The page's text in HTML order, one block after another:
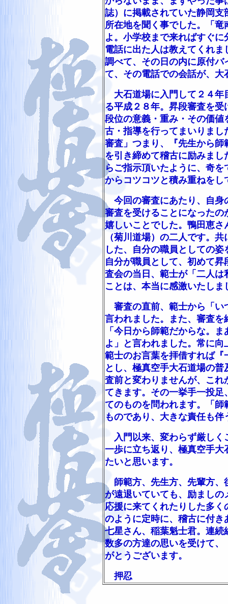
誌）に掲載されていた静岡
所在地を聞く事でした。「
よ。小学校まで来ればすぐ
電話に出た人は教えてくれ
調べて、その日の内に原付
て、その電話での会話が、
大石道場に入門して２４年
る平成２８年。昇段審査を
段位の意義・重み・その価
古・指導を行ってまいりま
審査」つまり、『先生から
を引き締めて稽古に励みま
らご指示頂いたように、奇
からコツコツと積み重ねを
今回の審査にあたり、自身
審査を受けることになった
嬉しいことでした。鴨田恵
（菊川道場）の二人です。
した、自分の職員としての
自分が職員として、初めて
査会の当日、範士が「二人
ことは、本当に感激いたしま
審査の直前、範士から「い
言われました。また、審査
「今日から師範だからな。
よ」と言われました。常に
範士のお言葉を拝借すれば
とし、極真空手大石道場の
査前と変わりませんが、こ
てきます。その一挙手一投
てのものを問われます。「
ものであり、大きな責任も
入門以来、変わらず厳しく
一歩に立ち返り、極真空手
たいと思います。
師範方、先生方、先輩方、
が遠退いていても、励まし
応援に来てくれたりした多
のように定時に、稽古に付
七星さん、稲葉魁士君。連
数多の方達の思いを受けて
がとうございます。
押忍